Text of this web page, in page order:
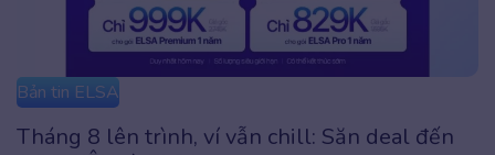
Bản tin ELSA
Đặc quyền UPGRADE: Premium trọn đời chỉ